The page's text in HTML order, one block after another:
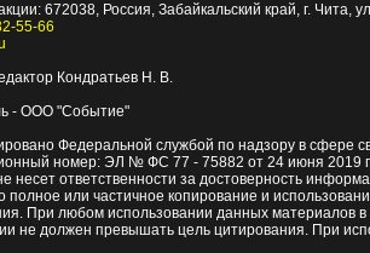
672038, Россия, Забайкальский край, г. Чита,
55-66
Кондратьев Н. В.
- ООО "Событие"
Федеральной службой по надзору в сфере
номер: ЭЛ № ФС 77 - 75882 от 24 июня 2019
несет ответственности за достоверность
или частичное копирование и
При любом использовании данных материалов
не должен превышать цель цитирования. При